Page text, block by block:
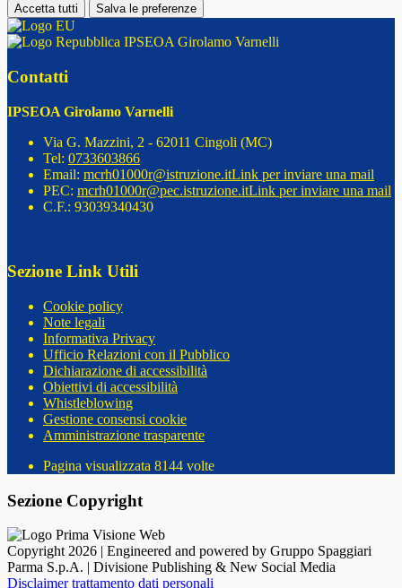
Accetta tutti Salva le preferenze
IPSEOA Girolamo Varnelli
Contatti
IPSEOA Girolamo Varnelli
Via G. Mazzini, 2 - 62011 Cingoli (MC)
Tel: 0733603866
Email: mcrh01000r@istruzione.itLink per inviare una mail
PEC: mcrh01000r@pec.istruzione.itLink per inviare una mail
C.F.: 93039340430
Sezione Link Utili
Cookie policy
Note legali
Informativa Privacy
Ufficio Relazioni con il Pubblico
Dichiarazione di accessibilità
Obiettivi di accessibilità
Whistleblowing
Gestione consensi cookie
Amministrazione trasparente
Pagina visualizzata 8144 volte
Sezione Copyright
Copyright 2026 | Engineered and powered by Gruppo Spaggiari
Parma S.p.A. | Divisione Publishing & New Social Media
Disclaimer trattamento dati personali